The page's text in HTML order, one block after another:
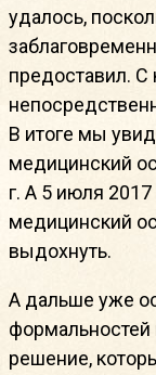
удалось,
предоставил. С
В итоге мы
медицинский
г. А 5 июля
медицинский
выдохнуть.
А дальше уже
формальностей
решение,